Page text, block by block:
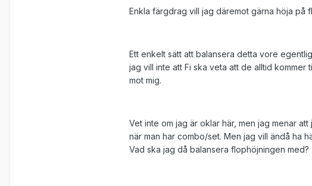
Enkla färgdrag vill jag däremot gärna höja på
Ett enkelt sätt att balansera detta vore
jag vill inte att Fi ska veta att de alltid
mot mig.
Vet inte om jag är oklar här, men jag menar
när man har combo/set. Men jag vill ändå ha
Vad ska jag då balansera flophöjningen med?